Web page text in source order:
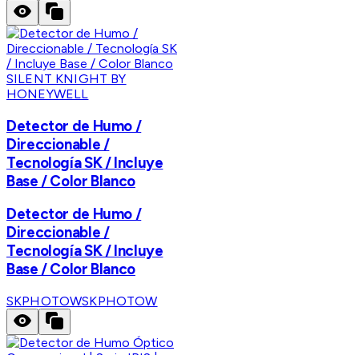
SILENT KNIGHT BY
HONEYWELL
Detector de Humo /
Direccionable /
Tecnología SK / Incluye
Base / Color Blanco
Detector de Humo /
Direccionable /
Tecnología SK / Incluye
Base / Color Blanco
SKPHOTOWSKPHOTOW